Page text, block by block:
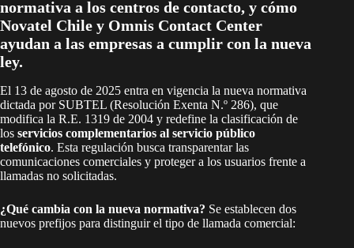
normativa a los centros de contacto, y cómo
Novatel Chile y Omnis Contact Center
ayudan a las empresas a cumplir con la nueva
ley.
El 13 de agosto de 2025 entra en vigencia la nueva normativa
dictada por SUBTEL (Resolución Exenta N.º 286), que
modifica la R.E. 1319 de 2004 y redefine la clasificación de
los servicios complementarios al servicio público
telefónico. Esta regulación busca transparentar las
comunicaciones comerciales y proteger a los usuarios frente a
llamadas no solicitadas.
¿Qué cambia con la nueva normativa? Se establecen dos
nuevos prefijos para distinguir el tipo de llamada comercial: